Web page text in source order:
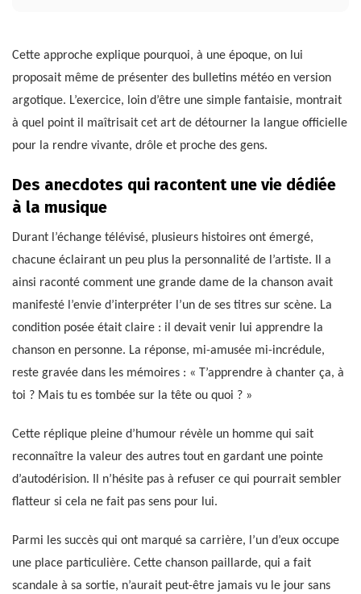
Cette approche explique pourquoi, à une époque, on lui
proposait même de présenter des bulletins météo en version
argotique. L’exercice, loin d’être une simple fantaisie, montrait
à quel point il maîtrisait cet art de détourner la langue officielle
pour la rendre vivante, drôle et proche des gens.
Des anecdotes qui racontent une vie dédiée
à la musique
Durant l’échange télévisé, plusieurs histoires ont émergé,
chacune éclairant un peu plus la personnalité de l’artiste. Il a
ainsi raconté comment une grande dame de la chanson avait
manifesté l’envie d’interpréter l’un de ses titres sur scène. La
condition posée était claire : il devait venir lui apprendre la
chanson en personne. La réponse, mi-amusée mi-incrédule,
reste gravée dans les mémoires : « T’apprendre à chanter ça, à
toi ? Mais tu es tombée sur la tête ou quoi ? »
Cette réplique pleine d’humour révèle un homme qui sait
reconnaître la valeur des autres tout en gardant une pointe
d’autodérision. Il n’hésite pas à refuser ce qui pourrait sembler
flatteur si cela ne fait pas sens pour lui.
Parmi les succès qui ont marqué sa carrière, l’un d’eux occupe
une place particulière. Cette chanson paillarde, qui a fait
scandale à sa sortie, n’aurait peut-être jamais vu le jour sans